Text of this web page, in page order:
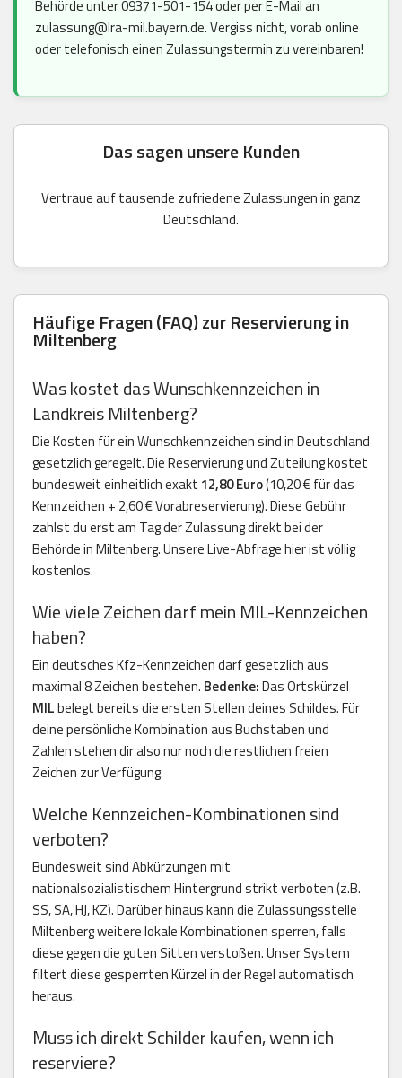
Behörde unter 09371-501-154 oder per E-Mail an
zulassung@lra-mil.bayern.de. Vergiss nicht, vorab online
oder telefonisch einen Zulassungstermin zu vereinbaren!
Das sagen unsere Kunden
Vertraue auf tausende zufriedene Zulassungen in ganz
Deutschland.
Häufige Fragen (FAQ) zur Reservierung in
Miltenberg
Was kostet das Wunschkennzeichen in
Landkreis Miltenberg?
Die Kosten für ein Wunschkennzeichen sind in Deutschland
gesetzlich geregelt. Die Reservierung und Zuteilung kostet
bundesweit einheitlich exakt 12,80 Euro(10,20 € für das
Kennzeichen + 2,60 € Vorabreservierung). Diese Gebühr
zahlst du erst am Tag der Zulassung direkt bei der
Behörde in Miltenberg. Unsere Live-Abfrage hier ist völlig
kostenlos.
Wie viele Zeichen darf mein MIL-Kennzeichen
haben?
Ein deutsches Kfz-Kennzeichen darf gesetzlich aus
maximal 8 Zeichen bestehen. Bedenke:Das Ortskürzel
MILbelegt bereits die ersten Stellen deines Schildes. Für
deine persönliche Kombination aus Buchstaben und
Zahlen stehen dir also nur noch die restlichen freien
Zeichen zur Verfügung.
Welche Kennzeichen-Kombinationen sind
verboten?
Bundesweit sind Abkürzungen mit
nationalsozialistischem Hintergrund strikt verboten (z.B.
SS, SA, HJ, KZ). Darüber hinaus kann die Zulassungsstelle
Miltenberg weitere lokale Kombinationen sperren, falls
diese gegen die guten Sitten verstoßen. Unser System
filtert diese gesperrten Kürzel in der Regel automatisch
heraus.
Muss ich direkt Schilder kaufen, wenn ich
reserviere?